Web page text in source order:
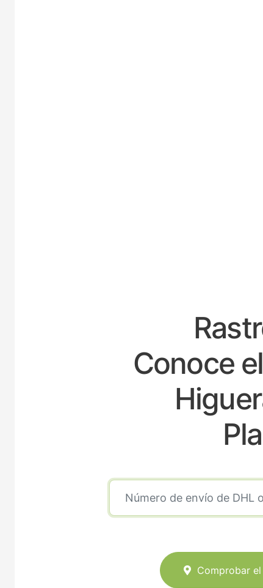
Conoce
Comprobar